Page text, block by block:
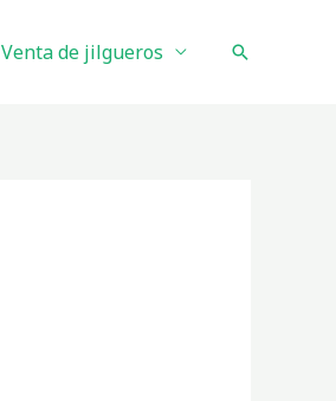
Venta de jilgueros Buscar